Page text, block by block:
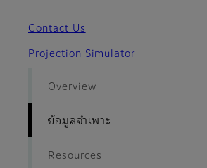
Contact Us
Projection Simulator
Overview
ข้อมูลจำเพาะ
Resources